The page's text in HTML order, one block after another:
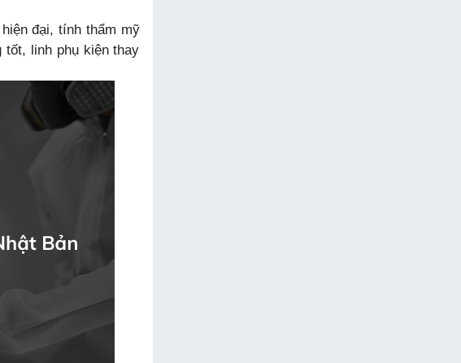
đại, tính thẩm mỹ
linh phụ kiện thay